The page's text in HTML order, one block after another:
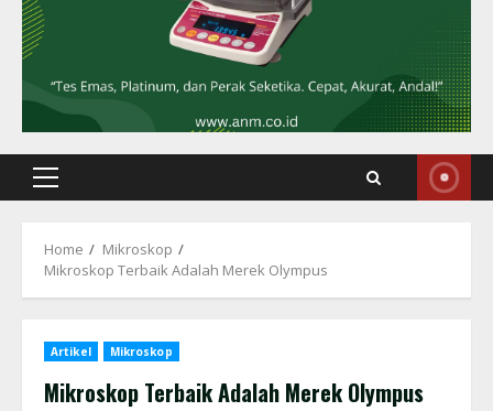
Primary
Home
Mikroskop
Mikroskop Terbaik Adalah Merek Olympus
Artikel Mikroskop
Mikroskop Terbaik Adalah Merek Olympus